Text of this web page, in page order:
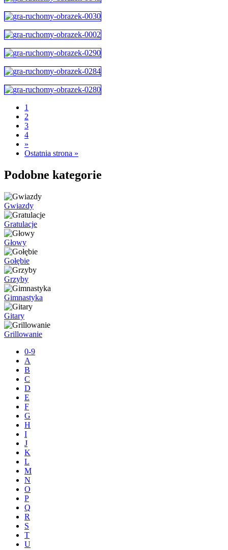
1
2
3
4
»
Ostatnia strona »
Podobne kategorie
Gwiazdy
Gratulacje
Głowy
Gołębie
Grzyby
Gimnastyka
Gitary
Grillowanie
0-9
A
B
C
D
E
F
G
H
I
J
K
L
M
N
O
P
Q
R
S
T
U